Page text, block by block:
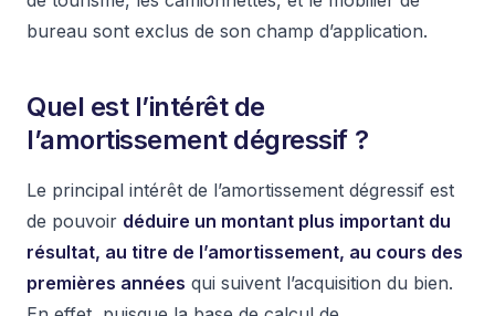
bureau sont exclus de son champ d’application.
Quel est l’intérêt de
l’amortissement dégressif ?
Le principal intérêt de l’amortissement dégressif est
de pouvoir déduire un montant plus important du
résultat, au titre de l’amortissement, au cours des
premières années qui suivent l’acquisition du bien.